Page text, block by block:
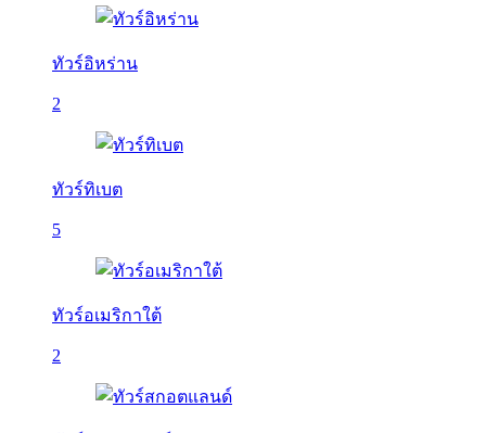
ทัวร์อิหร่าน
2
ทัวร์ทิเบต
5
ทัวร์อเมริกาใต้
2